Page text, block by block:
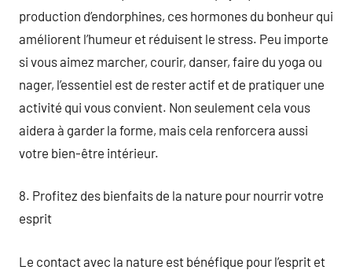
production d’endorphines, ces hormones du bonheur qui
améliorent l’humeur et réduisent le stress. Peu importe
si vous aimez marcher, courir, danser, faire du yoga ou
nager, l’essentiel est de rester actif et de pratiquer une
activité qui vous convient. Non seulement cela vous
aidera à garder la forme, mais cela renforcera aussi
votre bien-être intérieur.
8. Profitez des bienfaits de la nature pour nourrir votre
esprit
Le contact avec la nature est bénéfique pour l’esprit et